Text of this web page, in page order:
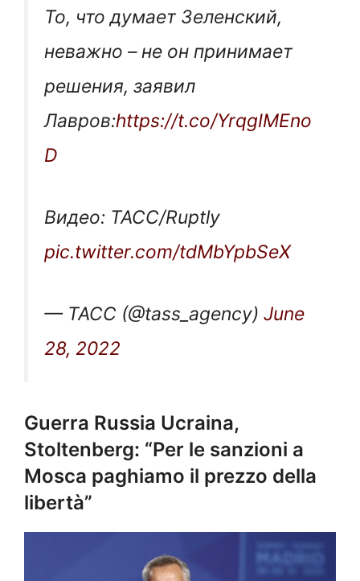
То, что думает Зеленский,
неважно – не он принимает
решения, заявил
Лавров:https://t.co/YrqgIMEno
D
Видео: ТАСС/Ruptly
pic.twitter.com/tdMbYpbSeX
— ТАСС (@tass_agency) June
28, 2022
Guerra Russia Ucraina,
Stoltenberg: “Per le sanzioni a
Mosca paghiamo il prezzo della
libertà”